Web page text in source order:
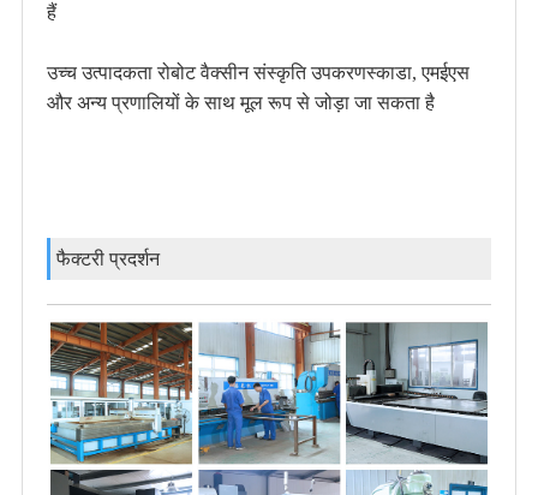
हैं
उच्च उत्पादकता रोबोट वैक्सीन संस्कृति उपकरणस्काडा, एमईएस
और अन्य प्रणालियों के साथ मूल रूप से जोड़ा जा सकता है
फैक्टरी प्रदर्शन